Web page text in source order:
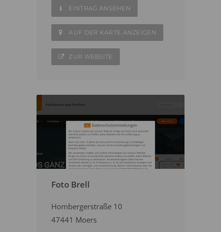
EINTRAG ANSEHEN
AUF DER KARTE ANZEIGEN
ZUR WEBSITE
Foto Brell
Hombergerstraße 10
47441 Moers